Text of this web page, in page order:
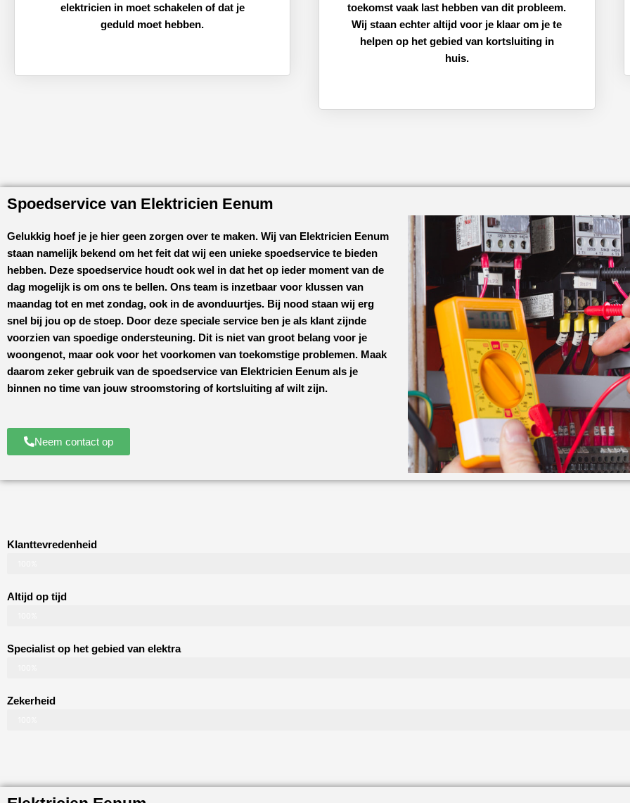
elektricien in moet schakelen of dat je
geduld moet hebben.
toekomst vaak last hebben van dit probleem.
Wij staan echter altijd voor je klaar om je te
helpen op het gebied van kortsluiting in
huis.
Spoedservice van Elektricien Eenum
Gelukkig hoef je je hier geen zorgen over te maken. Wij van Elektricien Eenum
staan namelijk bekend om het feit dat wij een unieke spoedservice te bieden
hebben. Deze spoedservice houdt ook wel in dat het op ieder moment van de
dag mogelijk is om ons te bellen. Ons team is inzetbaar voor klussen van
maandag tot en met zondag, ook in de avonduurtjes. Bij nood staan wij erg
snel bij jou op de stoep. Door deze speciale service ben je als klant zijnde
voorzien van spoedige ondersteuning. Dit is niet van groot belang voor je
woongenot, maar ook voor het voorkomen van toekomstige problemen. Maak
daarom zeker gebruik van de spoedservice van Elektricien Eenum als je
binnen no time van jouw stroomstoring of kortsluiting af wilt zijn.
Neem contact op
Klanttevredenheid
Altijd op tijd
Specialist op het gebied van elektra
Zekerheid